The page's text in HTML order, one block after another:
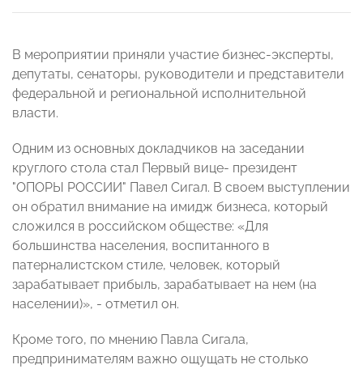
В мероприятии приняли участие бизнес-эксперты,
депутаты, сенаторы, руководители и представители
федеральной и региональной исполнительной
власти.
Одним из основных докладчиков на заседании
круглого стола стал Первый вице- президент
"ОПОРЫ РОССИИ" Павел Сигал. В своем выступлении
он обратил внимание на имидж бизнеса, который
сложился в российском обществе: «Для
большинства населения, воспитанного в
патерналистском стиле, человек, который
зарабатывает прибыль, зарабатывает на нем (на
населении)», - отметил он.
Кроме того, по мнению Павла Сигала,
предпринимателям важно ощущать не столько